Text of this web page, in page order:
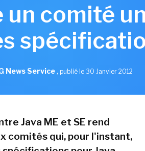
un comité
News Service, publié le 30 Janvier 2012
Java ME et SE rend
comités qui, pour l'instant,